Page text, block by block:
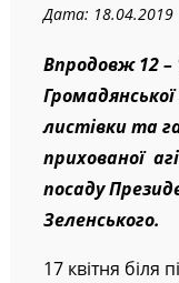
Дата: 18.04.2019
Впродовж 12 –
листівки та
прихованої
посаду
Зеленського.
17 квітня біля